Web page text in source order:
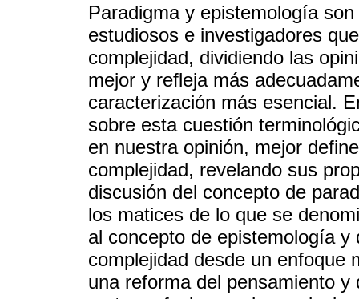
Paradigma y epistemología
estudiosos e investigadores
complejidad, dividiendo las
mejor y refleja más
caracterización más esencial.
sobre esta cuestión
en nuestra opinión, mejor
complejidad, revelando sus
discusión del concepto de
los matices de lo que se
al concepto de epistemología
complejidad desde un enfoque
una reforma del pensamiento